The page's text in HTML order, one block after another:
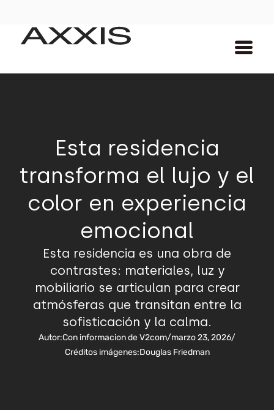
Esta residencia
transforma el lujo y el
color en experiencia
emocional
Esta residencia es una obra de
contrastes: materiales, luz y
mobiliario se articulan para crear
atmósferas que transitan entre la
sofisticación y la calma.
Autor:Con informacion de V2com/marzo 23, 2026/
Créditos imágenes:Douglas Friedman